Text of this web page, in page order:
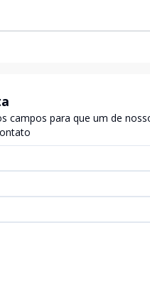
campos para que um de